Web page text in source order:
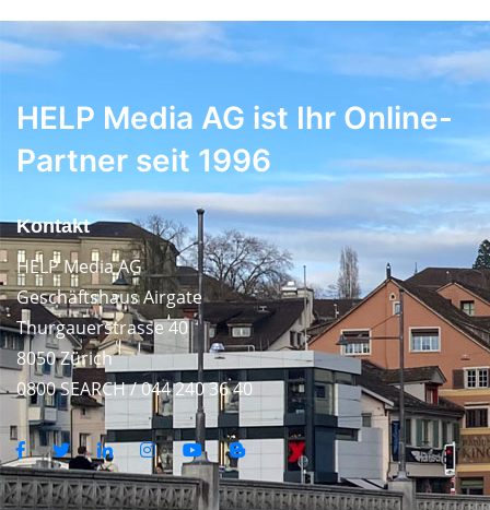
HELP Media AG ist Ihr Online-
Partner seit 1996
Kontakt
HELP Media AG
Geschäftshaus Airgate
Thurgauerstrasse 40
8050 Zürich
0800 SEARCH / 044 240 36 40